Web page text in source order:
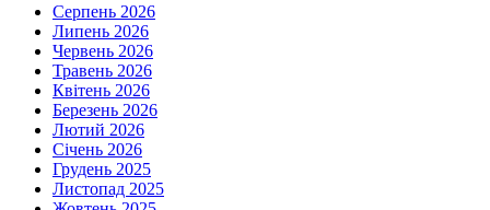
Серпень 2026
Липень 2026
Червень 2026
Травень 2026
Квітень 2026
Березень 2026
Лютий 2026
Січень 2026
Грудень 2025
Листопад 2025